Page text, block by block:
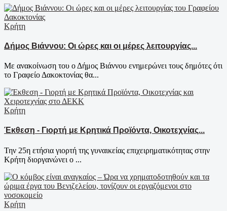
Κρήτη
Δήμος Βιάννου: Οι ώρες και οι μέρες λειτουργίας...
Με ανακοίνωση του ο Δήμος Βιάννου ενημερώνει τους δημότες ότι
το Γραφείο Δακοκτονίας θα...
Κρήτη
Έκθεση - Γιορτή με Κρητικά Προϊόντα, Οικοτεχνίας...
Την 25η ετήσια γιορτή της γυναικείας επιχειρηματικότητας στην
Κρήτη διοργανώνει ο ...
Κρήτη